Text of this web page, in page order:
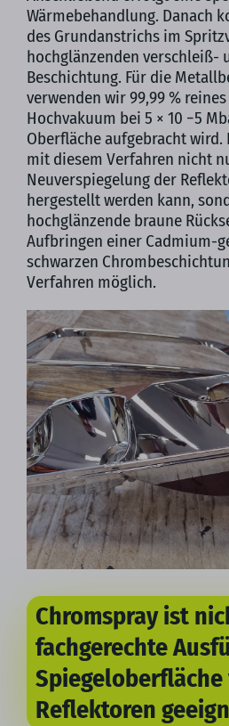
Wärmebehandlung. Danach
des Grundanstrichs im
hochglänzenden verschleiß-
Beschichtung. Für die
verwenden wir 99,99 %
Hochvakuum bei 5 × 10 −5
Oberfläche aufgebracht wird.
mit diesem Verfahren nicht
Neuverspiegelung der
hergestellt werden kann,
hochglänzende braune
Aufbringen einer Cadmium-
schwarzen
Verfahren möglich.
Chromspray ist
fachgerechte
Spiegeloberfläche
Reflektoren